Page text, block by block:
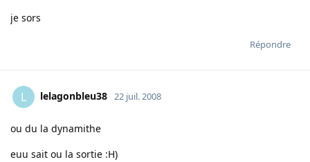
je sors
Répondre
L lelagonbleu38 22 juil. 2008
ou du la dynamithe
euu sait ou la sortie :H)